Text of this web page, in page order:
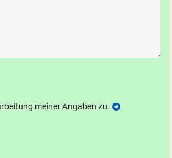
meiner Angaben zu.